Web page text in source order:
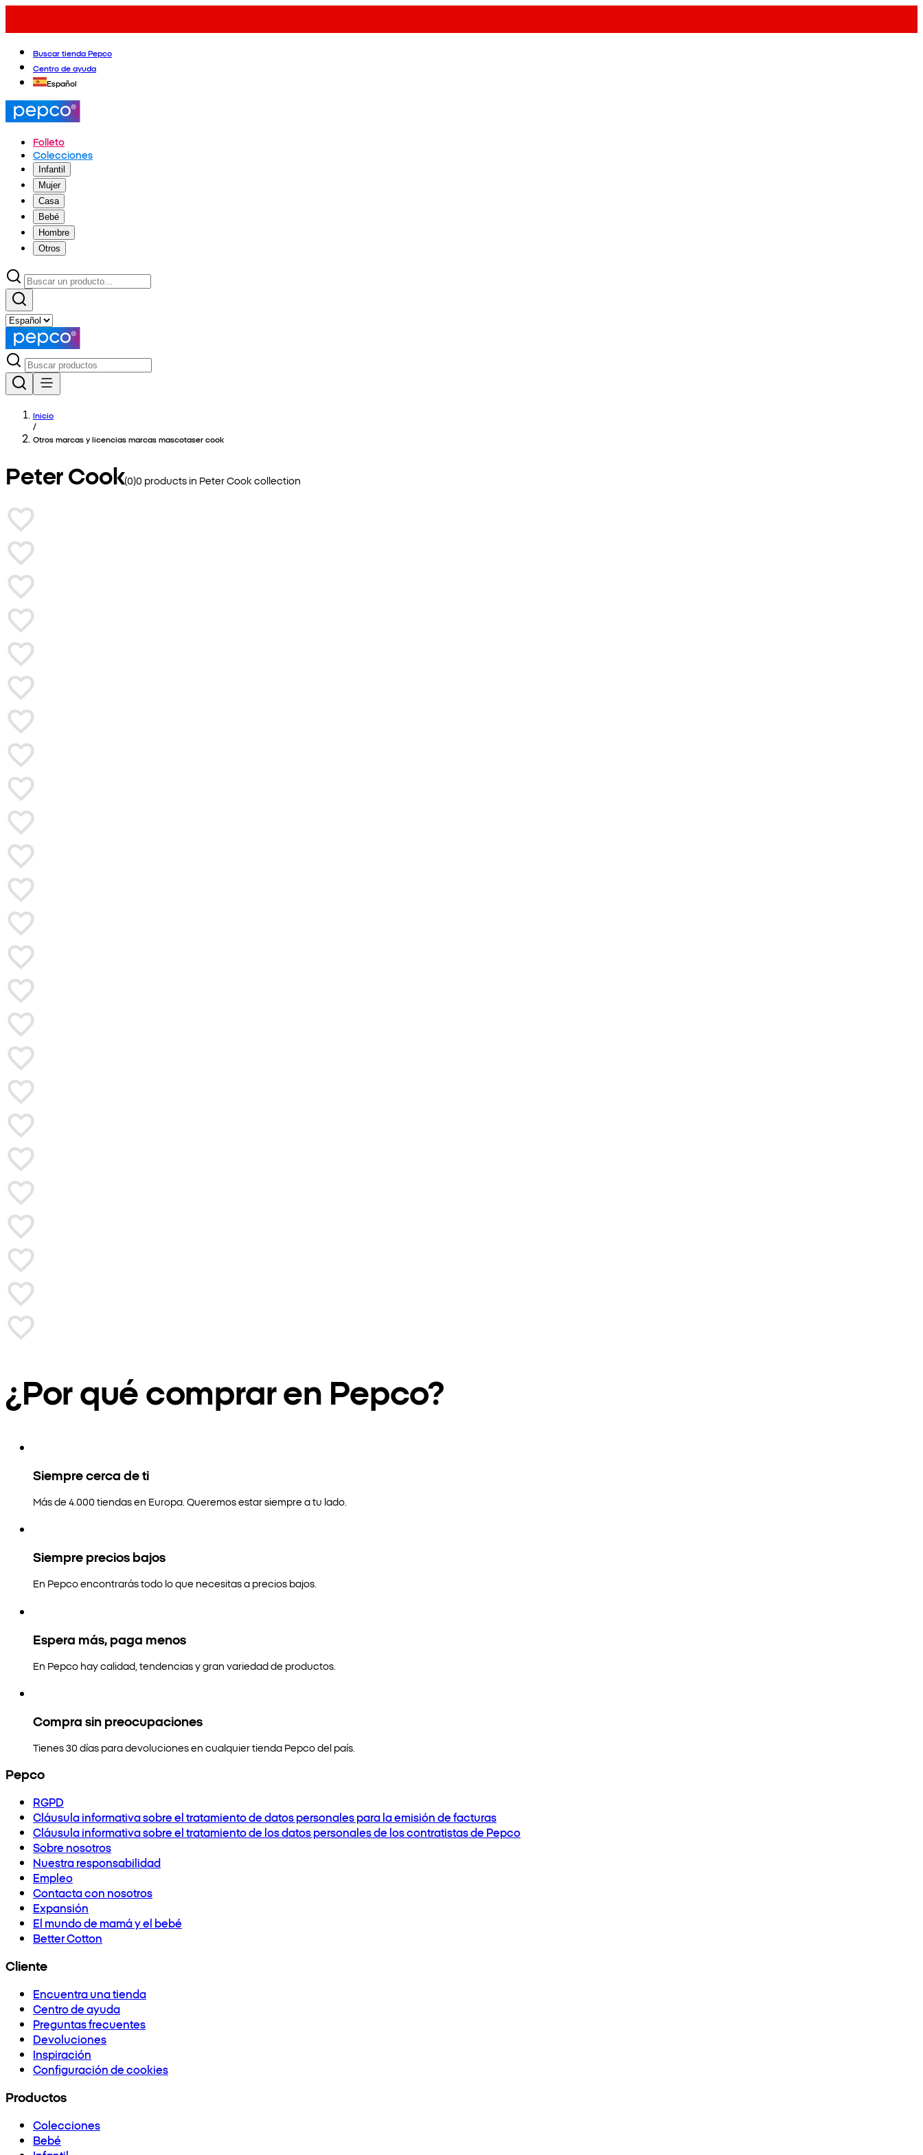
Buscar tienda Pepco
Centro de ayuda
Español
Folleto
Colecciones
Infantil
Mujer
Casa
Bebé
Hombre
Otros
Inicio
/
Otros marcas y licencias marcas mascotaser cook
Peter Cook(0)0 products in Peter Cook collection
¿Por qué comprar en Pepco?
Siempre cerca de ti
Más de 4.000 tiendas en Europa. Queremos estar siempre a tu lado.
Siempre precios bajos
En Pepco encontrarás todo lo que necesitas a precios bajos.
Espera más, paga menos
En Pepco hay calidad, tendencias y gran variedad de productos.
Compra sin preocupaciones
Tienes 30 días para devoluciones en cualquier tienda Pepco del país.
Pepco
RGPD
Cláusula informativa sobre el tratamiento de datos personales para la emisión de facturas
Cláusula informativa sobre el tratamiento de los datos personales de los contratistas de Pepco
Sobre nosotros
Nuestra responsabilidad
Empleo
Contacta con nosotros
Expansión
El mundo de mamá y el bebé
Better Cotton
Cliente
Encuentra una tienda
Centro de ayuda
Preguntas frecuentes
Devoluciones
Inspiración
Configuración de cookies
Productos
Colecciones
Bebé